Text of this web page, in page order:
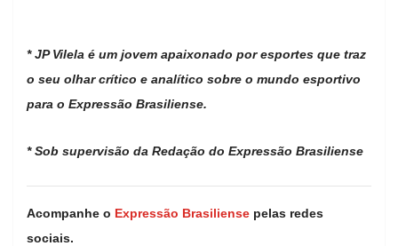
* JP Vilela é um jovem apaixonado por esportes que traz
o seu olhar crítico e analítico sobre o mundo esportivo
para o Expressão Brasiliense.
* Sob supervisão da Redação do Expressão Brasiliense
Acompanhe o Expressão Brasiliense pelas redes
sociais.